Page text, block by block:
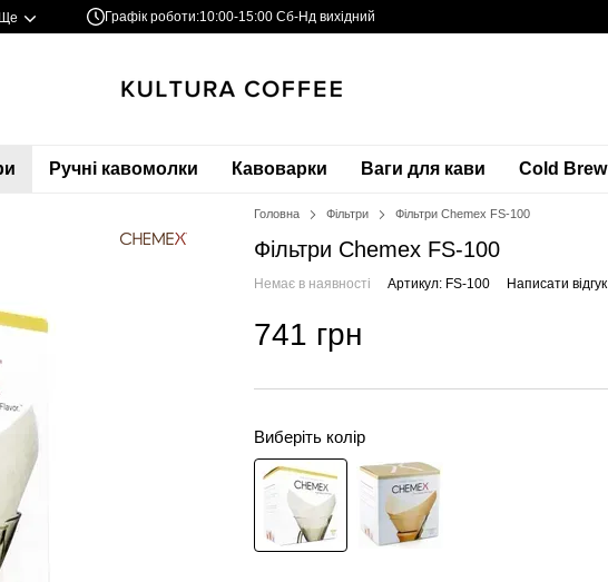
Ще Графік роботи:10:00-15:00 Сб-Нд вихідний
Ручні кавомолки Кавоварки Ваги для кави Cold Brew
Головна Фільтри Фільтри Chemex FS-100
Фільтри Chemex FS-100
Немає в наявності Артикул: FS-100 Написати відгук
741 грн
Виберіть колір